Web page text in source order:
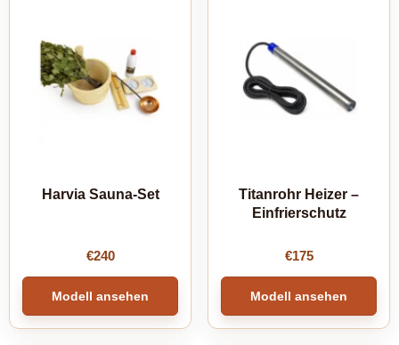
Harvia Sauna-Set
€240
Modell ansehen
Titanrohr Heizer –
Einfrierschutz
€175
Modell ansehen